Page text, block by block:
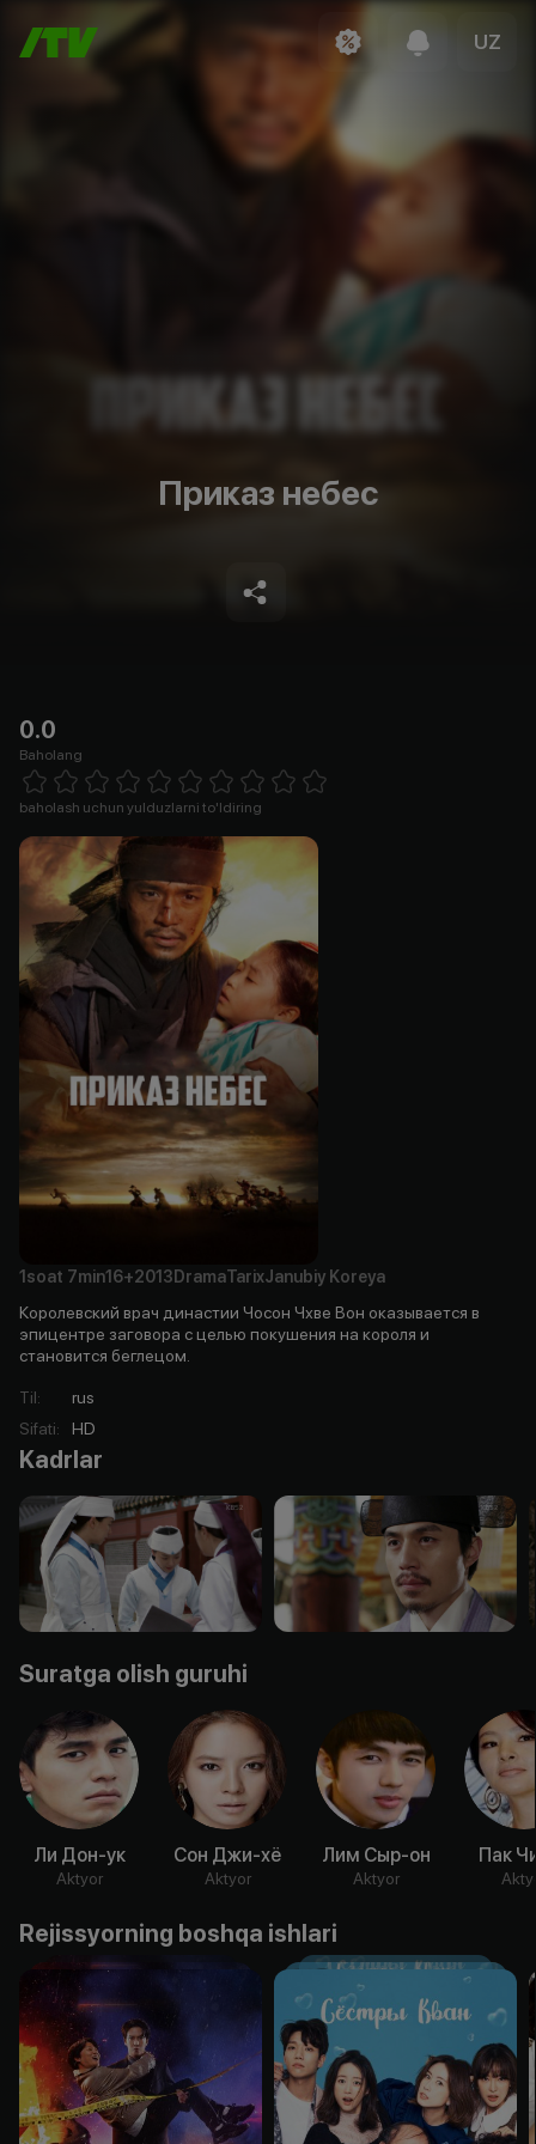
UZ
Приказ небес
0.0
Baholang
1 Star 2 Stars 3 Stars 4 Stars5 Stars 6 Stars7 Stars8 Stars
baholash uchun yulduzlarni to'ldiring
1soat 7min16+2013 DramaTarixJanubiy Koreya
Королевский врач династии Чосон Чхве Вон оказывается в
эпицентре заговора с целью покушения на короля и
становится беглецом.
Til:
rus
Sifati: HD
Kadrlar
Suratga olish guruhi
Ли Дон-ук
Aktyor
Сон Джи-хё
Aktyor
Лим Сыр-он
Aktyor
Пак
Rejissyorning boshqa ishlari